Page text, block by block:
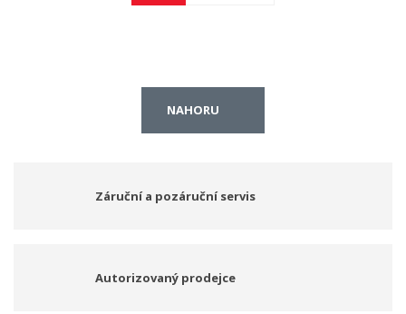
NAHORU
Záruční a pozáruční servis
Autorizovaný prodejce